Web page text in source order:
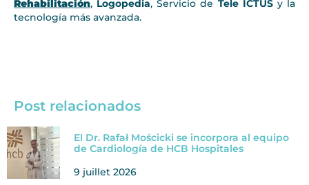
Rehabilitación, Logopedia, Servicio de Tele ICTUSy la
tecnología más avanzada.
Post relacionados
El Dr. Rafał Mościcki se incorpora al equipo
de Cardiología de HCB Hospitales
9 juillet 2026